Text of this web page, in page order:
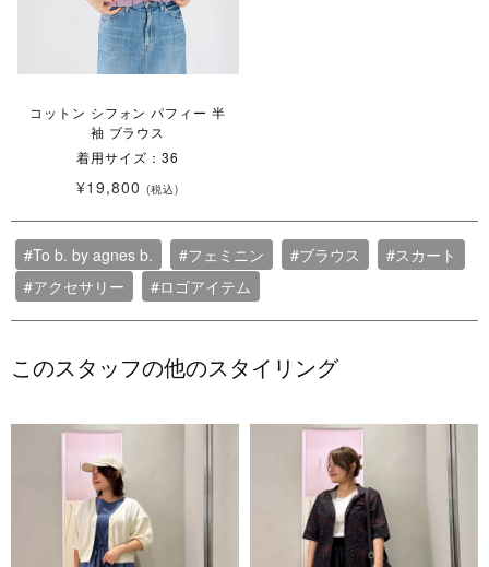
コットン シフォン パフィー 半
袖 ブラウス
着用サイズ：36
¥19,800 (税込)
#To b. by agnes b. #フェミニン #ブラウス
#スカート
#アクセサリー
#ロゴアイテム
このスタッフの他のスタイリング